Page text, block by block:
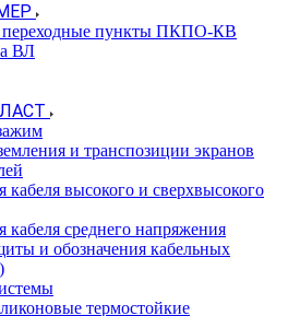
переходные пункты ПКПО-КВ
ВЛ
и транспозиции экранов
кабеля высокого и сверхвысокого
кабеля среднего напряжения
и обозначения кабельных
термостойкие